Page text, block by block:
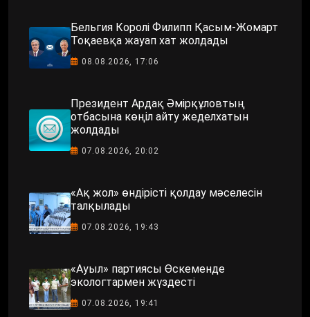
Бельгия Королі Филипп Қасым-Жомарт
Тоқаевқа жауап хат жолдады
08.08.2026, 17:06
Президент Ардақ Әмірқұловтың
отбасына көңіл айту жеделхатын
жолдады
07.08.2026, 20:02
«Ақ жол» өндірісті қолдау мәселесін
талқылады
07.08.2026, 19:43
«Ауыл» партиясы Өскеменде
экологтармен жүздесті
07.08.2026, 19:41